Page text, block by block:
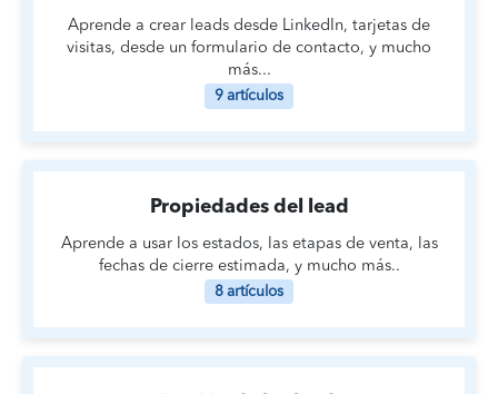
Aprende a crear leads desde LinkedIn, tarjetas de
visitas, desde un formulario de contacto, y mucho
más...
9 artículos
Propiedades del lead
Aprende a usar los estados, las etapas de venta, las
fechas de cierre estimada, y mucho más..
8 artículos